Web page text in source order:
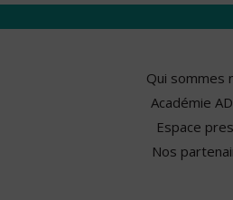
Qui sommes
Académie
Espace
Nos